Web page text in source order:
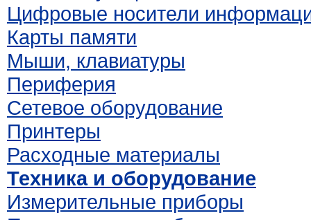
Цифровые носители
Карты памяти
Мыши, клавиатуры
Периферия
Сетевое оборудование
Принтеры
Расходные материалы
Техника и оборудование
Измерительные приборы